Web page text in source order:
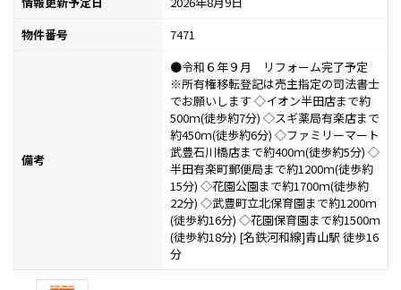
物件番号
7471
備考
●令和６年９月 リフォーム完了予定
※所有権移転登記は売主指定の司法書士
でお願いします ◇イオン半田店まで約
500ｍ(徒歩約7分) ◇スギ薬局有楽店まで
約450ｍ(徒歩約6分) ◇ファミリーマート
武豊石川橋店まで約400ｍ(徒歩約5分) ◇
半田有楽町郵便局まで約1200ｍ(徒歩約
15分) ◇花園公園まで約1700ｍ(徒歩約
22分) ◇武豊町立北保育園まで約1200ｍ
(徒歩約16分) ◇花園保育園まで約1500ｍ
(徒歩約18分) [名鉄河和線]青山駅 徒歩16
分